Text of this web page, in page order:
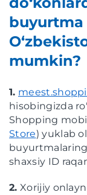
buyurtma
mumkin?
1.
hisobingizda
Shopping
Store) yuklab
shaxsiy ID
2. Xorijiy